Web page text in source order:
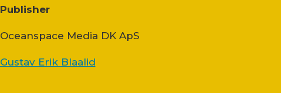
Publisher
Oceanspace Media DK ApS
Gustav Erik Blaalid